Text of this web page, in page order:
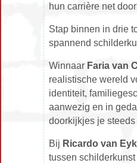
hun carrière net
Stap binnen in drie
spannend
Winnaar Faria van
realistische wereld
identiteit,
aanwezig en in
doorkijkjes je
Bij Ricardo van Eyk
tussen